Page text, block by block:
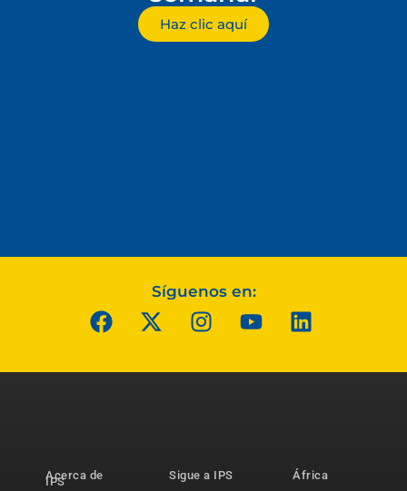
Haz clic aquí
Síguenos en:
Acerca de
IPS
Sigue a IPS
África